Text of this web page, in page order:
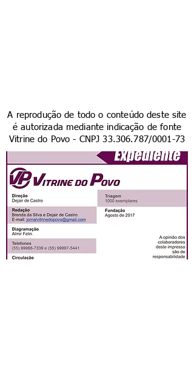
A reprodução de todo o conteúdo deste site
é autorizada mediante indicação de fonte
Vitrine do Povo - CNPJ33.306.787/0001-73